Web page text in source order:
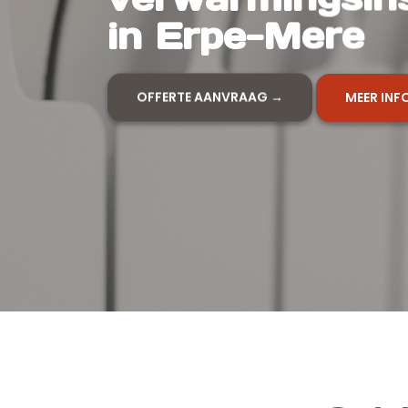
in Erpe-Mere
OFFERTE AANVRAAG → MEER